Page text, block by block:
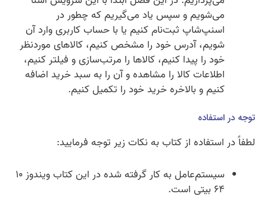
می‌شویم و سپس یاد می‌گیریم که چطور در
اسنپ‌شاپ ثبت‌نام کنیم یا با حساب کاربری وارد آن
شویم، آدرس خود را مشخص کنیم، کالاهای موردنظر
خود را پیدا کنیم، کالاها را مرتب‌سازی و فیلتر کنیم،
اطلاعات کالا را مشاهده و آن را به سبد خرید اضافه
کنیم و بالاخره خرید خود را تکمیل کنیم.
توجه در استفاده
لطفاً در استفاده از کتاب به نکات زیر توجه فرمایید:
سیستم‌عامل به کار گرفته شده در این کتاب ویندوز ۱۰
۶۴ بیتی است.